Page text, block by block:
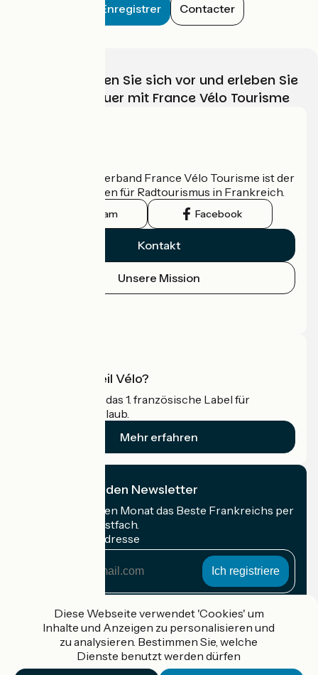
Enregistrer Contacter
Wählen, bereiten Sie sich vor und erleben Sie
Ihr Radabenteuer mit France Vélo Tourisme
Der nationale Verband France Vélo Tourisme ist der
offizielle Leitfaden für Radtourismus in Frankreich.
Instagram Facebook
Kontakt
Unsere Mission
Was ist Accueil Vélo?
Accueil Vélo ist das 1. französische Label für
Radfahrer im Urlaub.
Mehr erfahren
Ich abonniere den Newsletter
Erhalten Sie jeden Monat das Beste Frankreichs per
Rad in Ihrem Postfach.
Meine E-Mail-Adresse
Adresse
Gefördert im Rahmen von Destination France
Diese Webseite verwendet 'Cookies' um
Inhalte und Anzeigen zu personalisieren und
zu analysieren. Bestimmen Sie, welche
Dienste benutzt werden dürfen